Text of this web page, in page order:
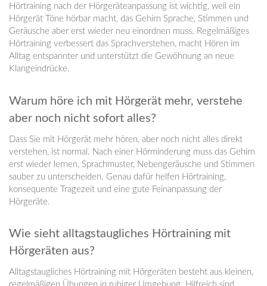
Hörtraining nach der Hörgeräteanpassung ist wichtig, weil ein
Hörgerät Töne hörbar macht, das Gehirn Sprache, Stimmen und
Geräusche aber erst wieder neu einordnen muss. Regelmäßiges
Hörtraining verbessert das Sprachverstehen, macht Hören im
Alltag entspannter und unterstützt die Gewöhnung an neue
Klangeindrücke.
Warum höre ich mit Hörgerät mehr, verstehe
aber noch nicht sofort alles?
Dass Sie mit Hörgerät mehr hören, aber noch nicht alles direkt
verstehen, ist normal. Nach einer Hörminderung muss das Gehirn
erst wieder lernen, Sprachmuster, Nebengeräusche und Stimmen
sauber zu unterscheiden. Genau dafür helfen Hörtraining,
konsequente Tragezeit und eine gute Feinanpassung der
Hörgeräte.
Wie sieht alltagstaugliches Hörtraining mit
Hörgeräten aus?
Alltagstaugliches Hörtraining mit Hörgeräten besteht aus kleinen,